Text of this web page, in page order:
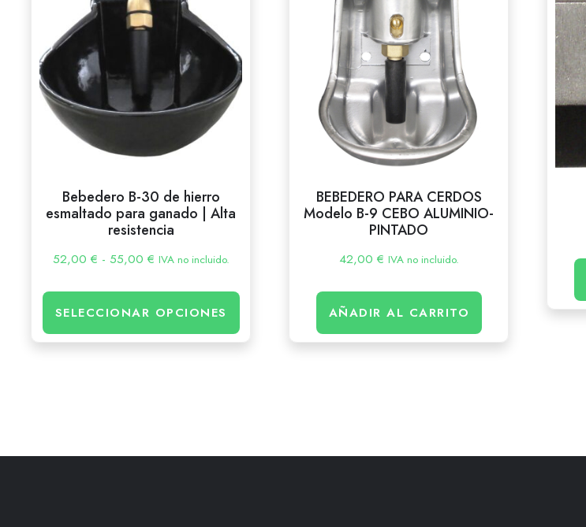
Bebedero B-30 de hierro
esmaltado para ganado | Alta
resistencia
52,00 € - 55,00 € IVA no incluido.
SELECCIONAR OPCIONES
BEBEDERO PARA CERDOS
Modelo B-9 CEBO ALUMINIO-
PINTADO
42,00 € IVA no incluido.
AÑADIR AL CARRITO